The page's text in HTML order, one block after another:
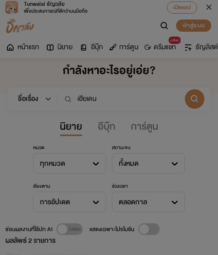
Tunwalai ธัญวลัย
เพื่อประสบการณ์ที่ดีกว่าบนมือถือ
เปิดแอป
เข้าสู่ระบบ
หน้าแรก นิยาย อีบุ๊ก การ์ตูน
มาใหม่
ดรีมแชท ธัญลิสต์
กำลังหาอะไรอยู่เอ่ย?
นิยาย อีบุ๊ก การ์ตูน
หมวด
ทุกหมวด
สถานะจบ
ทั้งหมด
เรียงตาม
การอัปเดต
ช่วงเวลา
ตลอดกาล
ผลลัพธ์2รายการ
ซ่อนผลงานที่ใช้ปก AI แสดงเฉพาะโปรโมชัน